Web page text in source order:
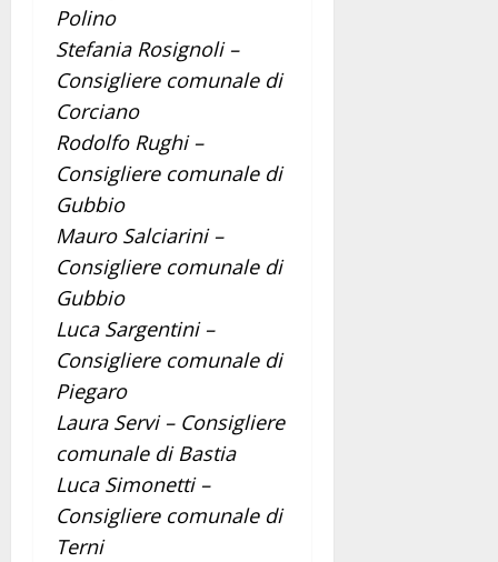
Polino
Stefania Rosignoli –
Consigliere comunale di
Corciano
Rodolfo Rughi –
Consigliere comunale di
Gubbio
Mauro Salciarini –
Consigliere comunale di
Gubbio
Luca Sargentini –
Consigliere comunale di
Piegaro
Laura Servi – Consigliere
comunale di Bastia
Luca Simonetti –
Consigliere comunale di
Terni